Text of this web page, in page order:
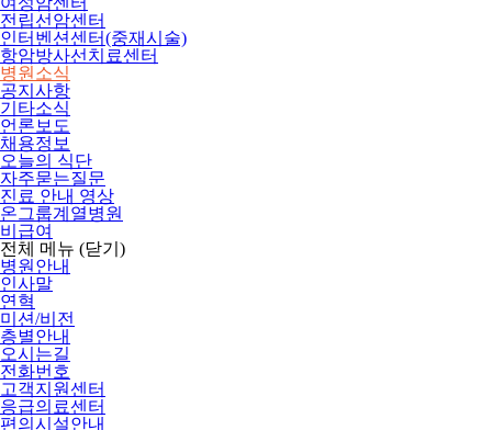
전립선암센터
인터벤션센터(중재시술)
항암방사선치료센터
병원소식
공지사항
기타소식
언론보도
채용정보
오늘의 식단
자주묻는질문
진료 안내 영상
온그룹계열병원
비급여
전체 메뉴 (닫기)
병원안내
인사말
연혁
미션/비전
층별안내
오시는길
전화번호
고객지원센터
응급의료센터
편의시설안내